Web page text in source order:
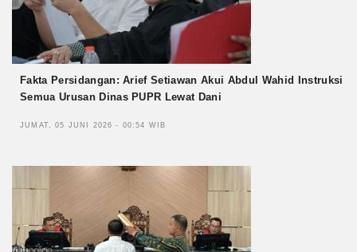
Fakta Persidangan: Arief Setiawan Akui Abdul Wahid Instruksi
Semua Urusan Dinas PUPR Lewat Dani
JUMAT, 05 JUNI 2026 - 00:54 WIB